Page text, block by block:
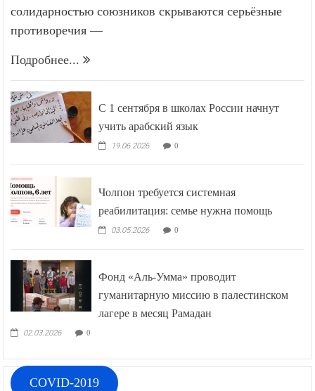
солидарностью союзников скрываются серьёзные
противоречия —
Подробнее...
С 1 сентября в школах России начнут
учить арабский язык
19.06.2026 0
Чолпон требуется системная
реабилитация: семье нужна помощь
03.05.2026 0
Фонд «Аль-Умма» проводит
гуманитарную миссию в палестинском
лагере в месяц Рамадан
02.03.2026 0
COVID-2019